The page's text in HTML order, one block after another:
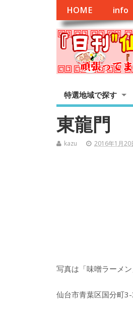
HOME info
特選地域で探す
東龍門
kazu 2016年1月20
写真は「味噌ラーメ
仙台市青葉区国分町